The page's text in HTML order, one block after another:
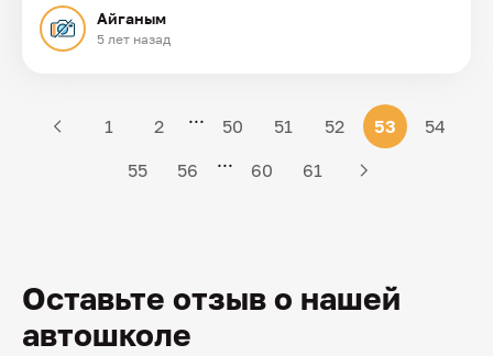
Айганым
5 лет назад
1 2 ... 50 51 52 53
54
55
56 ... 60 61
Оставьте отзыв о нашей
автошколе